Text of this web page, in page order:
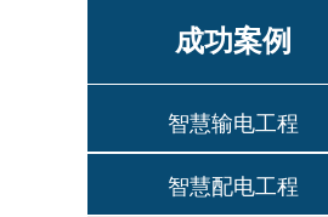
成功案例
智慧输电工程
智慧配电工程